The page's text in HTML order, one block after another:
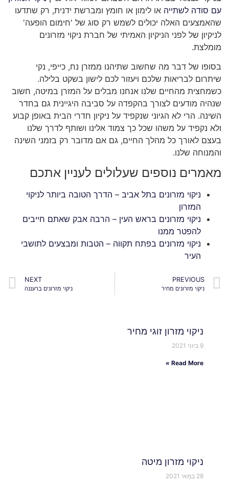
עם סודה לשתייה או לימון או חומץ ומברשת ידנית, רק שתדעו
שהאמצעים האלה יכולים לשמש רק סוג של 'חימום הופעה'
לניקיון של לפני הניקיון האמיתי של חברת ניקוי מזרונים
מומלצת.
בסופו של דבר מה שחשוב שתיהנו ממזרן נח, כייפי, נקי
שיתרום לבריאות שלכם ויעזור לכם לישון בשקט בלילה.
כשמחצית מהחיים שלנו אנחנו מבלים על המזרן במיטה, חשוב
שנהיה מודעים לצורך בהקפדה על סביבה היגיינית גם בחדר
השינה. הרי לא הגיוני שנקפיד על ניקיון חדרי הבית באופן קבוע
ולא נקפיד על משהו שכל כך צמוד אלינו ושותף לדרך שלנו
בעצם לאורך כל מהלך החיים, גם אם מדובר רק בזמני השינה
והמנוחה שלנו.
מאמרים נוספים שעלולים לעניין אתכם
ניקוי מזרונים בתל אביב – הדרך הטובה ביותר לניקוי
המזרון
ניקוי מזרונים בראש העין – הרבה אבק שאתם חייבים
להפטר ממנו
ניקוי מזרונים בפתח תקווה – הטבות ומבצעים לתושבי
העיר
PREVIOUS
ניקוי מזרונים מחיר
NEXT
ניקוי מזרונים ברעננה
ניקוי מזרון זוגי מחיר
9 ביוני 2021
Read More »
ניקוי מזרון מיטה
28 במאי 2021